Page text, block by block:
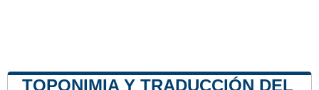
TOPONIMIA Y TRADUCCIÓN DEL